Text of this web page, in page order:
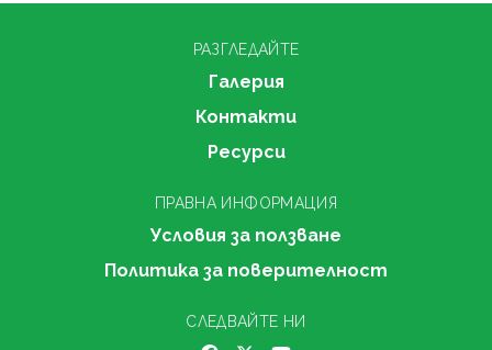
РАЗГЛЕДАЙТЕ
Галерия
Контакти
Ресурси
ПРАВНА ИНФОРМАЦИЯ
Условия за ползване
Политика за поверителност
СЛЕДВАЙТЕ НИ